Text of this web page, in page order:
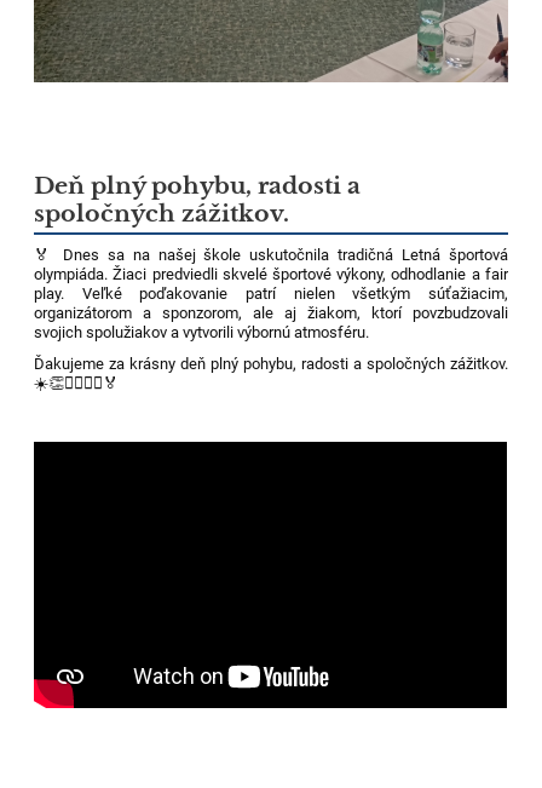
Deň plný pohybu, radosti a
spoločných zážitkov.
🏅 Dnes sa na našej škole uskutočnila tradičná Letná športová
olympiáda. Žiaci predviedli skvelé športové výkony, odhodlanie a fair
play. Veľké poďakovanie patrí nielen všetkým súťažiacim,
organizátorom a sponzorom, ale aj žiakom, ktorí povzbudzovali
svojich spolužiakov a vytvorili výbornú atmosféru.
Ďakujeme za krásny deň plný pohybu, radosti a spoločných zážitkov.
☀️👏🏃‍♀️🏃‍♂️🏅